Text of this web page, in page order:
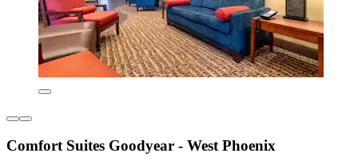
Comfort Suites Goodyear - West Phoenix